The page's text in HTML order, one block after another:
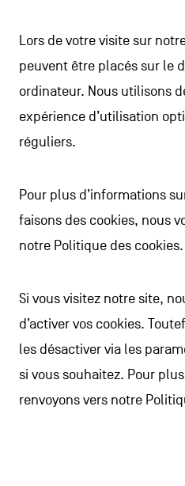
Lors de votre visite sur
peuvent être placés sur le
ordinateur. Nous utilisons
expérience d’utilisation
réguliers.
Pour plus d’informations
faisons des cookies, nous
notre Politique des cookies.
Si vous visitez notre site,
d’activer vos cookies.
les désactiver via les
si vous souhaitez. Pour
renvoyons vers notre